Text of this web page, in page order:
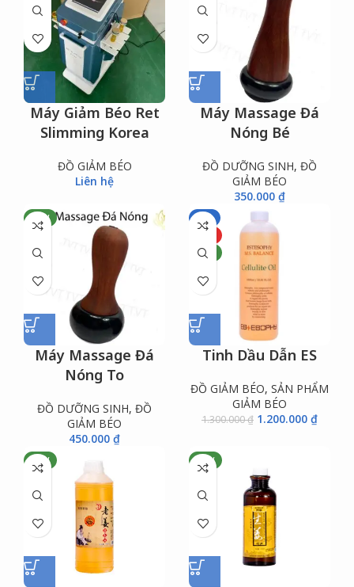
Máy Giảm Béo Ret
Slimming Korea
ĐỒ GIẢM BÉO
Liên hệ
Máy Massage Đá
Nóng Bé
ĐỒ DƯỠNG SINH, ĐỒ
GIẢM BÉO
350.000 ₫
NEW
Máy Massage Đá
Nóng To
ĐỒ DƯỠNG SINH, ĐỒ
GIẢM BÉO
450.000 ₫
-8%
NEW
Tinh Dầu Dẫn ES
ĐỒ GIẢM BÉO, SẢN PHẨM
GIẢM BÉO
1.300.000₫ 1.200.000 ₫
NEW NEW